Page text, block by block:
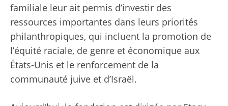
familiale leur ait permis d’investir des
ressources importantes dans leurs priorités
philanthropiques, qui incluent la promotion de
l’équité raciale, de genre et économique aux
États-Unis et le renforcement de la
communauté juive et d’Israël.